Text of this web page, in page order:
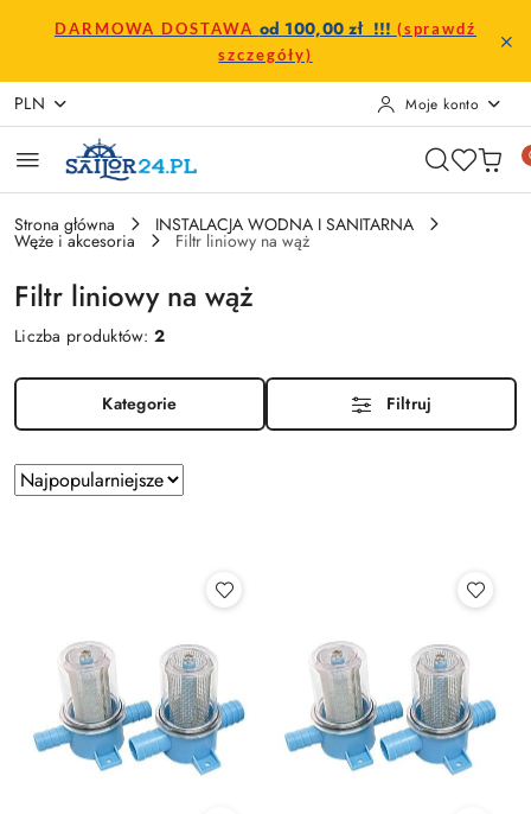
Przejdź do treści głównej
Przejdź do wyszukiwarki
Przejdź do moje konto
Przejdź do menu głównego
Przejdź do stopki
DARMOWA DOSTAWA od 100,00 zł !!! (sprawdź
szczegóły)
PLN Moje konto
Strona główna INSTALACJA WODNA I SANITARNA
Węże i akcesoria Filtr liniowy na wąż
Filtr liniowy na wąż
Liczba produktów:2
Kategorie Filtruj
Zastosowano
sortowanie:
Sortuj
według